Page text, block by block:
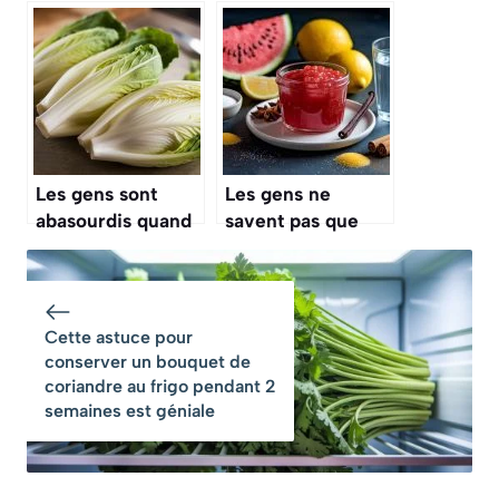
le sarrasin est une
céréale, mais il
fait partie de la
même famille que
la rhubarbe
qu’on peut faire
une délicieuse
boisson avec les
fleurs de sureau
Les gens sont
abasourdis quand
ils apprennent que
les endives que
nous mangeons
poussent une
deuxième fois et
dans le noir
complet
Les gens ne
savent pas que
l’on peut faire une
délicieuse
confiture avec des
épluchures de
pastèque
Cette astuce pour
conserver un bouquet de
coriandre au frigo pendant 2
semaines est géniale